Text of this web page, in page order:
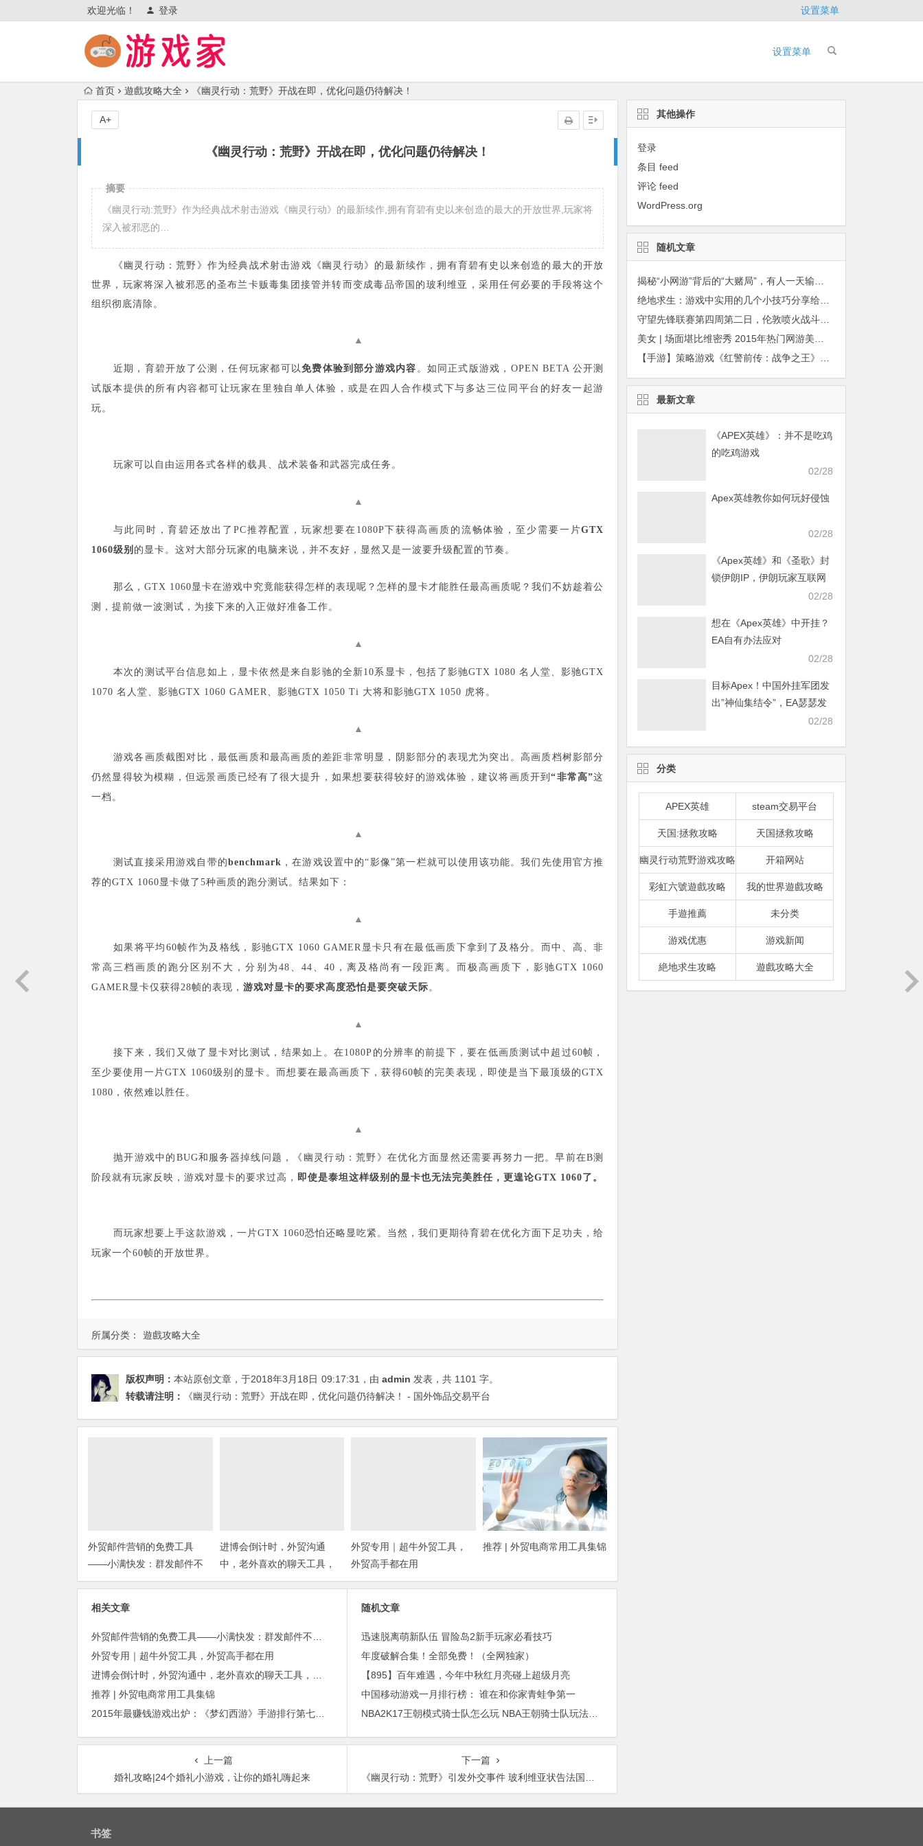
欢迎光临！ 登录 设置菜单
设置菜单
首页 遊戲攻略大全 《幽灵行动：荒野》开战在即，优化问题仍待解决！
《幽灵行动：荒野》开战在即，优化问题仍待解决！
A+
所属分类： 遊戲攻略大全
摘要
《幽灵行动:荒野》作为经典战术射击游戏《幽灵行动》的最新续作,拥有育碧有史以来创造的最大的开放世界,玩家将
深入被邪恶的…
《幽灵行动：荒野》作为经典战术射击游戏《幽灵行动》的最新续作，拥有育碧有史以来创造的最大的开放
世界，玩家将深入被邪恶的圣布兰卡贩毒集团接管并转而变成毒品帝国的玻利维亚，采用任何必要的手段将这个
组织彻底清除。
▲
近期，育碧开放了公测，任何玩家都可以免费体验到部分游戏内容 。如同正式版游戏，OPEN BETA 公开测
试版本提供的所有内容都可让玩家在里独自单人体验，或是在四人合作模式下与多达三位同平台的好友一起游
玩。
玩家可以自由运用各式各样的载具、战术装备和武器完成任务。
▲
与此同时，育碧还放出了PC推荐配置，玩家想要在1080P下获得高画质的流畅体验，至少需要一片GTX
1060级别 的显卡。这对大部分玩家的电脑来说，并不友好，显然又是一波要升级配置的节奏。
那么，GTX 1060显卡在游戏中究竟能获得怎样的表现呢？怎样的显卡才能胜任最高画质呢？我们不妨趁着公
测，提前做一波测试，为接下来的入正做好准备工作。
▲
本次的测试平台信息如上，显卡依然是来自影驰的全新10系显卡，包括了影驰GTX 1080 名人堂、影驰GTX
1070 名人堂、影驰GTX 1060 GAMER、影驰GTX 1050 Ti 大将和影驰GTX 1050 虎将。
▲
游戏各画质截图对比，最低画质和最高画质的差距非常明显，阴影部分的表现尤为突出。高画质档树影部分
仍然显得较为模糊，但远景画质已经有了很大提升，如果想要获得较好的游戏体验，建议将画质开到“非常高”这
一档。
▲
测试直接采用游戏自带的benchmark ，在游戏设置中的“影像”第一栏就可以使用该功能。我们先使用官方推
荐的GTX 1060显卡做了5种画质的跑分测试。结果如下：
▲
如果将平均60帧作为及格线，影驰GTX 1060 GAMER显卡只有在最低画质下拿到了及格分。而中、高、非
常高三档画质的跑分区别不大，分别为48、44、40，离及格尚有一段距离。而极高画质下，影驰GTX 1060
GAMER显卡仅获得28帧的表现， 游戏对显卡的要求高度恐怕是要突破天际。
▲
接下来，我们又做了显卡对比测试，结果如上。在1080P的分辨率的前提下，要在低画质测试中超过60帧，
至少要使用一片GTX 1060级别的显卡。而想要在最高画质下，获得60帧的完美表现，即使是当下最顶级的GTX
1080，依然难以胜任。
▲
抛开游戏中的BUG和服务器掉线问题，《幽灵行动：荒野》在优化方面显然还需要再努力一把。早前在B测
阶段就有玩家反映，游戏对显卡的要求过高， 即使是泰坦这样级别的显卡也无法完美胜任，更遑论GTX 1060了。
而玩家想要上手这款游戏，一片GTX 1060恐怕还略显吃紧。当然，我们更期待育碧在优化方面下足功夫，给
玩家一个60帧的开放世界。
版权声明： 本站原创文章，于2018年3月18日 09:17:31 ，由 admin 发表，共 1101 字。
转载请注明：
《幽灵行动：荒野》开战在即，优化问题仍待解决！ - 国外饰品交易平台
外贸邮件营销的免费工具
——小满快发：群发邮件不
担心IP被封
进博会倒计时，外贸沟通
中，老外喜欢的聊天工具，
你知道几种？
外贸专用｜超牛外贸工具，
外贸高手都在用
推荐 | 外贸电商常用工具集锦
相关文章
外贸邮件营销的免费工具——小满快发：群发邮件不担心IP被封
外贸专用｜超牛外贸工具，外贸高手都在用
进博会倒计时，外贸沟通中，老外喜欢的聊天工具，你知道几种？
推荐 | 外贸电商常用工具集锦
2015年最赚钱游戏出炉：《梦幻西游》手游排行第七，腾讯总收入进前三
随机文章
迅速脱离萌新队伍 冒险岛2新手玩家必看技巧
年度破解合集！全部免费！（全网独家）
【895】百年难遇，今年中秋红月亮碰上超级月亮
中国移动游戏一月排行榜： 谁在和你家青蛙争第一
NBA2K17王朝模式骑士队怎么玩 NBA王朝骑士队玩法心得
上一篇
婚礼攻略|24个婚礼小游戏，让你的婚礼嗨起来
下一篇
《幽灵行动：荒野》引发外交事件 玻利维亚状告法国政府
其他操作
登录
条目 feed
评论 feed
WordPress.org
随机文章
揭秘“小网游”背后的“大赌局”，有人一天输掉几十万！
绝地求生：游戏中实用的几个小技巧分享给大家
守望先锋联赛第四周第二日，伦敦喷火战斗机零封首尔王朝
最新文章
《APEX英雄》：并不是吃鸡
的吃鸡游戏
02/28
Apex英雄教你如何玩好侵蚀
02/28
《Apex英雄》和《圣歌》封
锁伊朗IP，伊朗玩家互联网
02/28
想在《Apex英雄》中开挂？
EA自有办法应对
02/28
目标Apex！中国外挂军团发
出”神仙集结令”，EA瑟瑟发
02/28
分类
APEX英雄 steam交易平台
天国:拯救攻略 天国拯救攻略
幽灵行动荒野游戏攻略 开箱网站
彩虹六號遊戲攻略 我的世界遊戲攻略
手遊推薦 未分类
游戏优惠 游戏新闻
絶地求生攻略 遊戲攻略大全
书签